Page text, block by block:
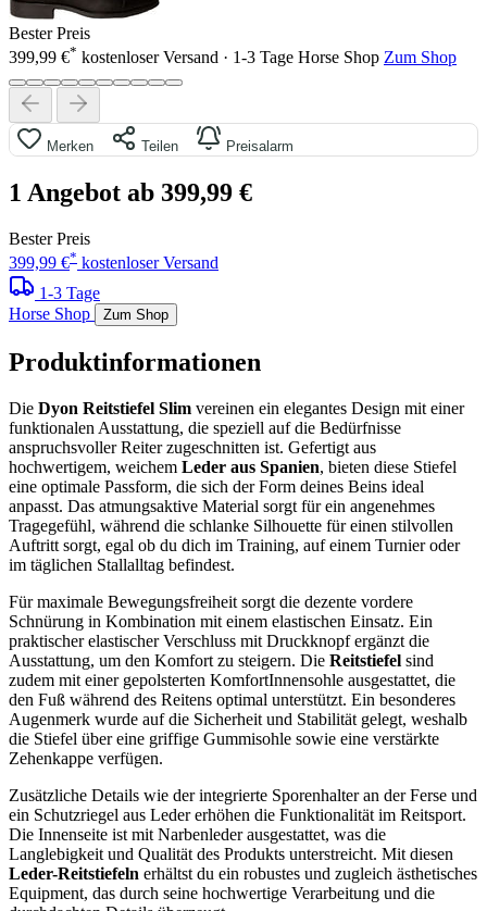
Bester Preis
399,99 €* kostenloser Versand · 1-3 Tage Horse Shop Zum Shop
Merken Teilen Preisalarm
1 Angebot ab 399,99 €
Bester Preis
399,99 €* kostenloser Versand
1-3 Tage
Horse Shop
Zum Shop
Produktinformationen
Die Dyon Reitstiefel Slim vereinen ein elegantes Design mit einer
funktionalen Ausstattung, die speziell auf die Bedürfnisse
anspruchsvoller Reiter zugeschnitten ist. Gefertigt aus
hochwertigem, weichem Leder aus Spanien, bieten diese Stiefel
eine optimale Passform, die sich der Form deines Beins ideal
anpasst. Das atmungsaktive Material sorgt für ein angenehmes
Tragegefühl, während die schlanke Silhouette für einen stilvollen
Auftritt sorgt, egal ob du dich im Training, auf einem Turnier oder
im täglichen Stallalltag befindest.
Für maximale Bewegungsfreiheit sorgt die dezente vordere
Schnürung in Kombination mit einem elastischen Einsatz. Ein
praktischer elastischer Verschluss mit Druckknopf ergänzt die
Ausstattung, um den Komfort zu steigern. Die Reitstiefel sind
zudem mit einer gepolsterten KomfortInnensohle ausgestattet, die
den Fuß während des Reitens optimal unterstützt. Ein besonderes
Augenmerk wurde auf die Sicherheit und Stabilität gelegt, weshalb
die Stiefel über eine griffige Gummisohle sowie eine verstärkte
Zehenkappe verfügen.
Zusätzliche Details wie der integrierte Sporenhalter an der Ferse und
ein Schutzriegel aus Leder erhöhen die Funktionalität im Reitsport.
Die Innenseite ist mit Narbenleder ausgestattet, was die
Langlebigkeit und Qualität des Produkts unterstreicht. Mit diesen
Leder-Reitstiefeln erhältst du ein robustes und zugleich ästhetisches
Equipment, das durch seine hochwertige Verarbeitung und die